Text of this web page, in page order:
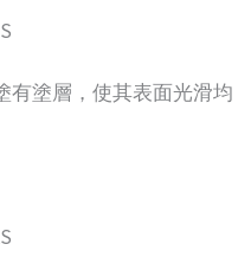
有塗層，使其表面光滑均